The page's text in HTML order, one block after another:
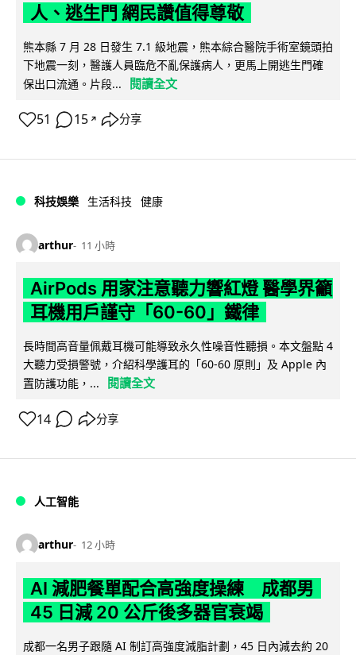
人、逃生門 網民讚值得尊敬
熊本縣 7 月 28 日發生 7.1 級地震，熊本綜合醫院手術室鏡頭拍
下地震一刻，醫護人員臨危不亂保護病人，更馬上開逃生門確
保出口流通。片段...
閱讀全文
51 15 ↗ 分享
科技娛樂 生活科技 健康
arthur 11 小時
AirPods 用家注意聽力響紅燈 醫學界籲
耳機用戶謹守「60-60」鐵律
長時間高音量佩戴耳機可能導致永久性噪音性聽損。本文盤點 4
大聽力受損警號，介紹科學護耳的「60-60 原則」及 Apple 內
置防護功能，...
閱讀全文
14 分享
人工智能
arthur 12 小時
AI 減肥餐單配合高強度操練 成都男
45 日減 20 公斤後多器官衰竭
成都一名男子跟隨 AI 制訂高強度減脂計劃，45 日內減去約 20